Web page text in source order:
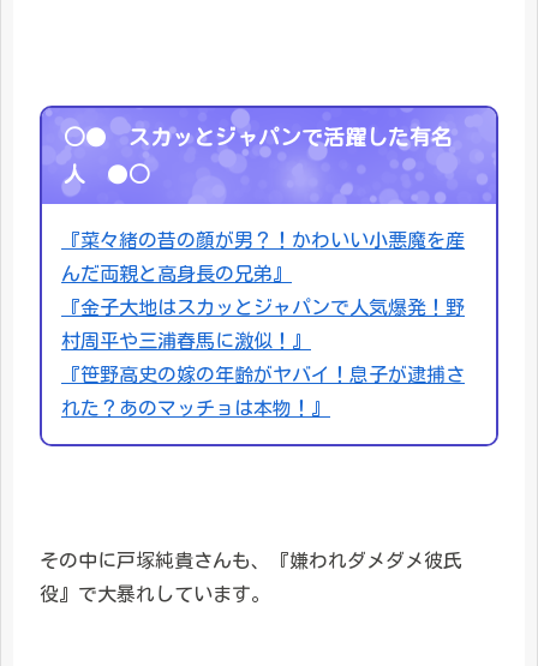
○● スカッとジャパンで活躍した有名
人 ●○
『菜々緒の昔の顔が男？！かわいい小悪魔を産
んだ両親と高身長の兄弟』
『金子大地はスカッとジャパンで人気爆発！野
村周平や三浦春馬に激似！』
『笹野高史の嫁の年齢がヤバイ！息子が逮捕さ
れた？あのマッチョは本物！』
その中に戸塚純貴さんも、『嫌われダメダメ彼氏
役』で大暴れしています。